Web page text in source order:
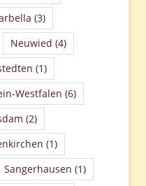
(3)
Neuwied (4)
(1)
Westfalen (6)
(2)
(1)
Sangerhausen (1)